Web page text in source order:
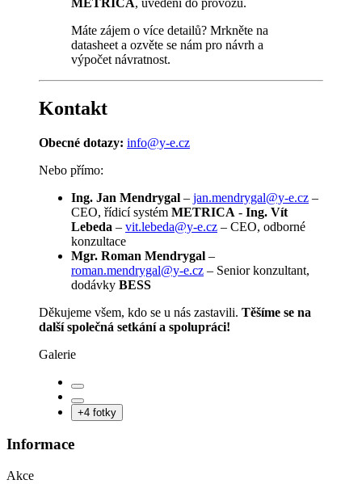
Máte zájem o více detailů? Mrkněte na
datasheet a ozvěte se nám pro návrh a
výpočet návratnost.
Kontakt
Obecné dotazy: info@y-e.cz
Nebo přímo:
Ing. Jan Mendrygal – jan.mendrygal@y-e.cz –
CEO, řídicí systém METRICA - Ing. Vít
Lebeda – vit.lebeda@y-e.cz – CEO, odborné
konzultace
Mgr. Roman Mendrygal –
roman.mendrygal@y-e.cz – Senior konzultant,
dodávky BESS
Děkujeme všem, kdo se u nás zastavili. Těšíme se na
další společná setkání a spolupráci!
Galerie
+4 fotky
Informace
Akce